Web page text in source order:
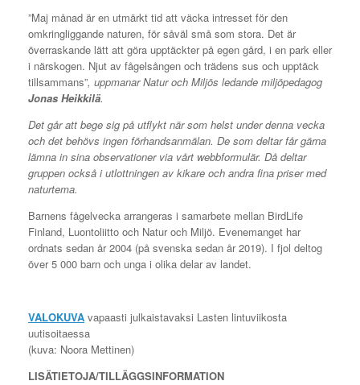
”Maj månad är en utmärkt tid att väcka intresset för den
omkringliggande naturen, för såväl små som stora. Det är
överraskande lätt att göra upptäckter på egen gård, i en park eller
i närskogen. Njut av fågelsången och trädens sus och upptäck
tillsammans”, uppmanar Natur och Miljös ledande miljöpedagog
Jonas Heikkilä.
Det går att bege sig på utflykt när som helst under denna vecka
och det behövs ingen förhandsanmälan. De som deltar får gärna
lämna in sina observationer via vårt webbformulär. Då deltar
gruppen också i utlottningen av kikare och andra fina priser med
naturtema.
Barnens fågelvecka arrangeras i samarbete mellan BirdLife
Finland, Luontoliitto och Natur och Miljö. Evenemanget har
ordnats sedan år 2004 (på svenska sedan år 2019). I fjol deltog
över 5 000 barn och unga i olika delar av landet.
VALOKUVA vapaasti julkaistavaksi Lasten lintuviikosta
uutisoitaessa
(kuva: Noora Mettinen)
LISÄTIETOJA/TILLÄGGSINFORMATION